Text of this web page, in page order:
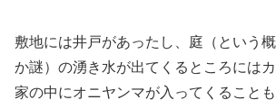
敷地には井戸があったし、庭（という
か謎）の湧き水が出てくるところにはカ
家の中にオニヤンマが入ってくること